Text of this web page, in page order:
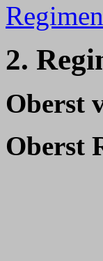
2.
Oberst
Oberst